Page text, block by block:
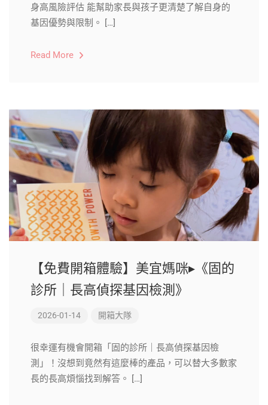
身高風險評估 能幫助家長與孩子更清楚了解自身的
基因優勢與限制。 […]
Read More
【免費開箱體驗】美宜媽咪▸《固的
診所｜長高偵探基因檢測》
2026-01-14 開箱大隊
很幸運有機會開箱「固的診所｜長高偵探基因檢
測」！沒想到竟然有這麼棒的產品，可以替大多數家
長的長高煩惱找到解答。 […]